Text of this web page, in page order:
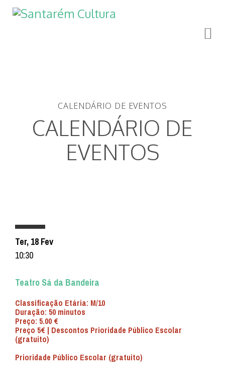
CALENDÁRIO DE EVENTOS
CALENDÁRIO DE
EVENTOS
Ter, 18 Fev
10:30
Teatro Sá da Bandeira
Classificação Etária: M/10
Duração: 50 minutos
Preço: 5.00 €
Preço 5€ | Descontos Prioridade Público Escolar
(gratuito)
Prioridade Público Escolar (gratuito)